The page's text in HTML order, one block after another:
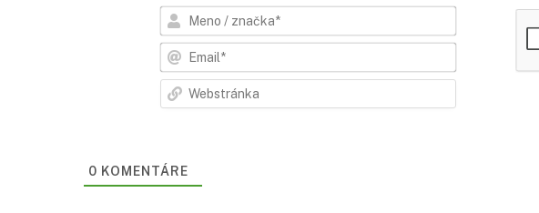
Meno
značka*
Email*
0 KOMENTÁRE